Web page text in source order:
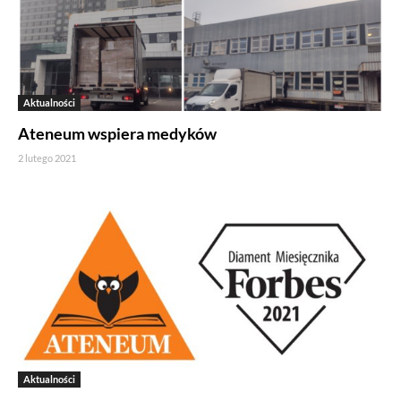
Aktualności
Ateneum wspiera medyków
2 lutego 2021
Aktualności
Jeżeli tutaj zaglądasz, to znak, że cenisz swoją prywatność.
Wychodząc naprzeciw Twoim oczekiwaniom, na tej stronie został
wdrożony mechanizm, który pozwala Ci kontrolować
wykorzystywanie plików cookies oraz innych technologii
śledzących.